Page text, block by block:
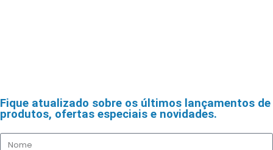
Fique atualizado sobre os últimos lançamentos de
produtos, ofertas especiais e novidades.